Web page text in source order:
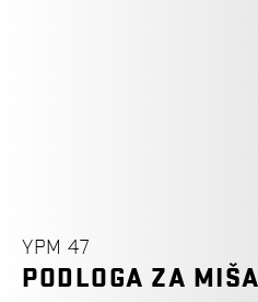
YPM 47
PODLOGA ZA